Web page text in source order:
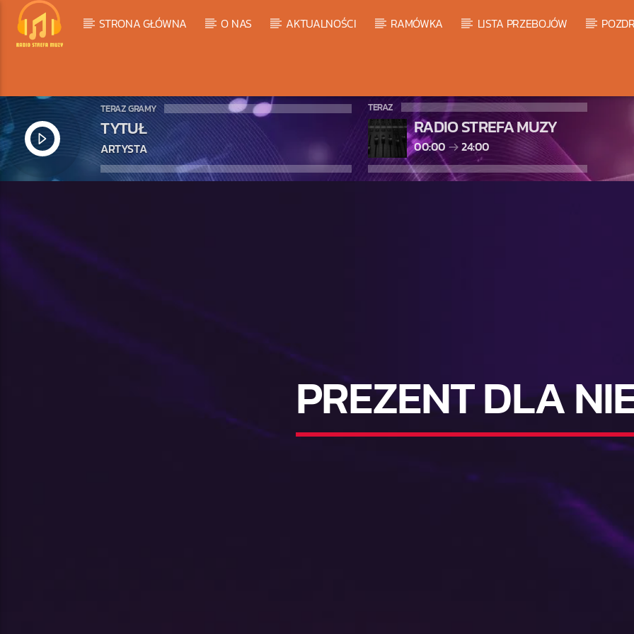
STRONA GŁÓWNA O NAS AKTUALNOŚCI RAMÓWKA LISTA PRZEBOJÓW
TERAZ GRAMY
TYTUŁ
ARTYSTA
TERAZ
RADIO STREFA MUZY
00:00 24:00
PREZENT DLA